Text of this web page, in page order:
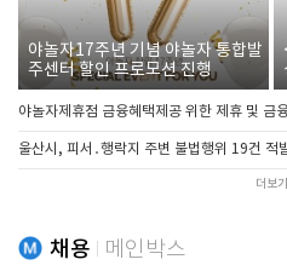
야놀자17주년 기념 야놀자 통합발
주센터 할인 프로모션 진행
야놀자제휴점 금융혜택제공 위한 제휴 및 금
울산시, 피서․행락지 주변 불법행위 19건 적
더보기
채용 메인박스